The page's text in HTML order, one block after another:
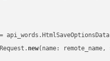
new(name: